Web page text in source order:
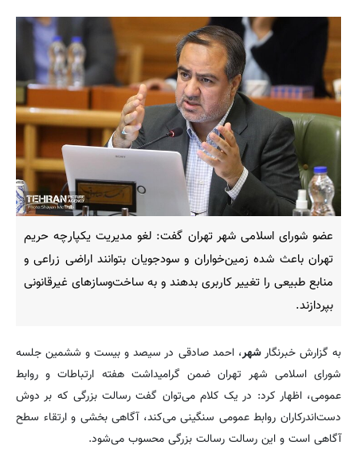
عضو شورای اسلامی شهر تهران گفت: لغو مدیریت یکپارچه حریم
تهران باعث شده زمین‌خواران و سودجویان بتوانند اراضی زراعی و
منابع طبیعی را تغییر کاربری بدهند و به ساخت‌وسازهای غیرقانونی
بپردازند.
به گزارش خبرنگارشهر، احمد صادقی در سیصد و بیست و ششمین جلسه
شورای اسلامی شهر تهران ضمن گرامیداشت هفته ارتباطات و روابط
عمومی، اظهار کرد: در یک کلام می‌توان گفت رسالت بزرگی که بر دوش
دست‌اندرکاران روابط عمومی سنگینی می‌کند، آگاهی بخشی و ارتقاء سطح
آگاهی است و این رسالت رسالت بزرگی محسوب می‌شود.